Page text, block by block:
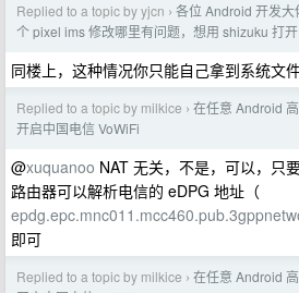
Replied to a topic by yjcn › 各位 Android 开发
个 pixel ims 修改哪里有问题，想用 shizuku 打
同楼上，这种情况你只能自己拿到系统文
Replied to a topic by milkice › 在任意 Android
开启中国电信 VoWiFi
@xuquanoo NAT 无关，不是，可以，只
路由器可以解析电信的 eDPG 地址（
即可
Replied to a topic by milkice › 在任意 Android